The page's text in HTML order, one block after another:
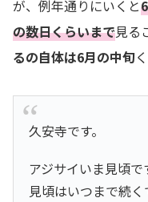
が、例年通りにいくと
の数日くらいまで見る
るの自体は6月の中旬
久安寺です。
アジサイいま見頃で
見頃はいつまで続く